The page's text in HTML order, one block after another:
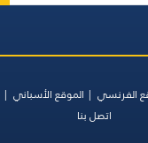
الفرنسي الموقع الأسباني
اتصل بنا